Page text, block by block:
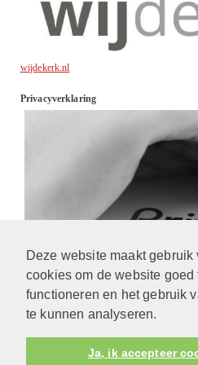
Deze website maakt
cookies om de website goed
functioneren en het gebruik
te kunnen analyseren.
Ja, ik accepteer
wijdekerk.nl
Privacyverklaring
Wij gaan respectvol met uw gegevens om.